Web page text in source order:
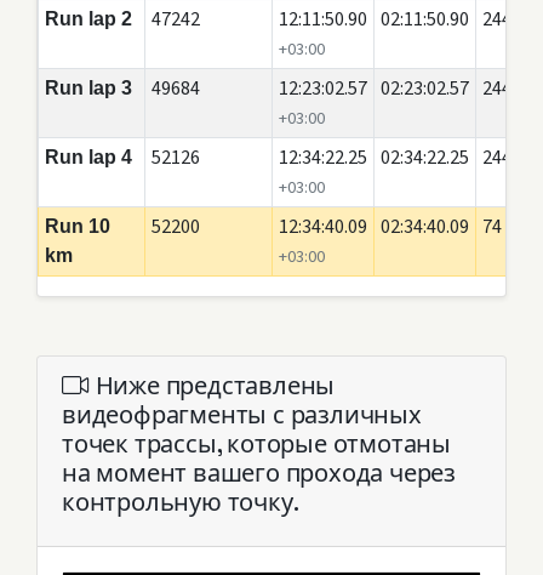
Run lap 2 47242 12:11:50.90
+03:00
02:11:50.90 2442
Run lap 3 49684 12:23:02.57
+03:00
02:23:02.57 2442
Run lap 4 52126 12:34:22.25
+03:00
02:34:22.25 2442
Run 10
km
52200 12:34:40.09
+03:00
02:34:40.09 74
Ниже представлены
видеофрагменты с различных
точек трассы, которые отмотаны
на момент вашего прохода через
контрольную точку.